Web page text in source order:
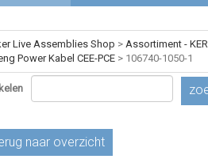
Live Assemblies Shop > Assortiment -
Power Kabel CEE-PCE> 106740-1050-1
naar overzicht